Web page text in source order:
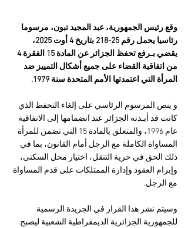
وقع رئيس الجمهورية، عبد المجيد تبون، مرسوما
رئاسيا يحمل رقم 25-218 بتاريخ 4 أوت 2025،
من اتفاقية القضاء على جميع أشكال التمييز ضد
المرأة التي اعتمدتها الأمم المتحدة سنة 1979.
و ينص المرسوم الرئاسي على إلغاء التحفظ الذي
كانت قد أبـدته الجزائر عند انضمامها إلى الاتفاقية
عام 1996، والمتعلق بالمادة 15 التي تضمن للمرأة
المساواة الكاملة مع الرجل أمام القانون، بما في
ذلك الحق في حرية التنقل، اختيار محل السكنى،
وإبرام العقود وإدارة الممتلكات على قدم المساواة
مع الرجل.
وسيتم نشر هذا القرار في الجريدة الرسمية
للجمهورية الجزائرية الديمقراطية الشعبية ليصبح